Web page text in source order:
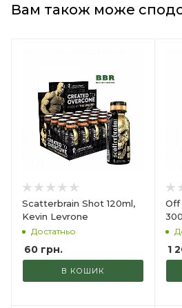
Вам також може
Scatterbrain Shot 120ml,
Kevin Levrone
Достатньо
60 грн.
В КОШИК
Off
1